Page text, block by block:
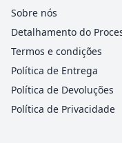
Sobre nós
Detalhamento do
Termos e condições
Política de Entrega
Política de Devoluções
Política de Privacidade